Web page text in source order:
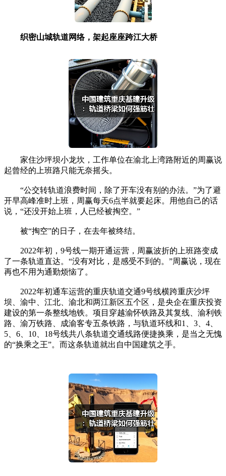
织密山城轨道网络，架起座座跨江大桥
家住沙坪坝小龙坎，工作单位在渝北上湾路附近的周赢说
起曾经的上班路只能无奈摇头。
“公交转轨道浪费时间，除了开车没有别的办法。”为了避
开早高峰准时上班，周赢每天6点半就要起床。用他自己的话
说，“还没开始上班，人已经被掏空。”
被“掏空”的日子，在去年被终结。
2022年初，9号线一期开通运营，周赢波折的上班路变成
了一条轨道直达。“没有对比，是感受不到的。”周赢说，现在
再也不用为通勤烦恼了。
2022年初通车运营的重庆轨道交通9号线横跨重庆沙坪
坝、渝中、江北、渝北和两江新区五个区，是央企在重庆投资
建设的第一条整线地铁。项目穿越渝怀铁路及其复线、渝利铁
路、渝万铁路、成渝客专五条铁路，与轨道环线和1、3、4、
5、6、10、18号线共八条轨道交通线路便捷换乘，是当之无愧
的“换乘之王”。而这条轨道就出自中国建筑之手。